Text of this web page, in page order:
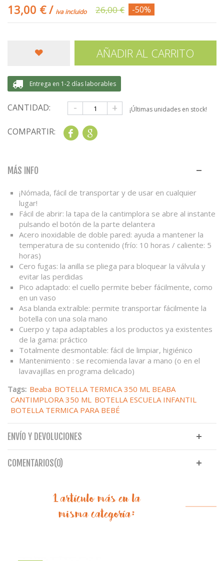
13,00 €/ iva incluido 26,00 € -50%
AÑADIR AL CARRITO
Entrega en 1-2 días laborables
CANTIDAD: - + ¡Últimas unidades en stock!
COMPARTIR: Share
MÁS INFO
¡Nómada, fácil de transportar y de usar en cualquier
lugar!
Fácil de abrir: la tapa de la cantimplora se abre al instante
pulsando el botón de la parte delantera
Acero inoxidable de doble pared: ayuda a mantener la
temperatura de su contenido (frío: 10 horas / caliente: 5
horas)
Cero fugas: la anilla se pliega para bloquear la válvula y
evitar las perdidas
Pico adaptado: el cuello permite beber fácilmente, como
en un vaso
Asa blanda extraíble: permite transportar fácilmente la
botella con una sola mano
Cuerpo y tapa adaptables a los productos ya existentes
de la gama: práctico
Totalmente desmontable: fácil de limpiar, higiénico
Mantenimiento : se recomienda lavar a mano (o en el
lavavajillas en programa delicado)
Tags: Beaba BOTELLA TERMICA 350 ML BEABA
CANTIMPLORA 350 ML BOTELLA ESCUELA INFANTIL
BOTELLA TERMICA PARA BEBÉ
ENVÍO Y DEVOLUCIONES
COMENTARIOS(0)
1 artículo más en la
misma categoría: